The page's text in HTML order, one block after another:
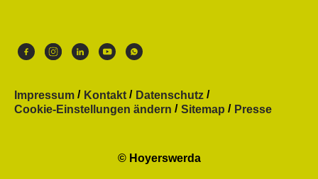
Impressum Kontakt
Datenschutz
Cookie-Einstellungen ändern
Sitemap Presse
© Hoyerswerda